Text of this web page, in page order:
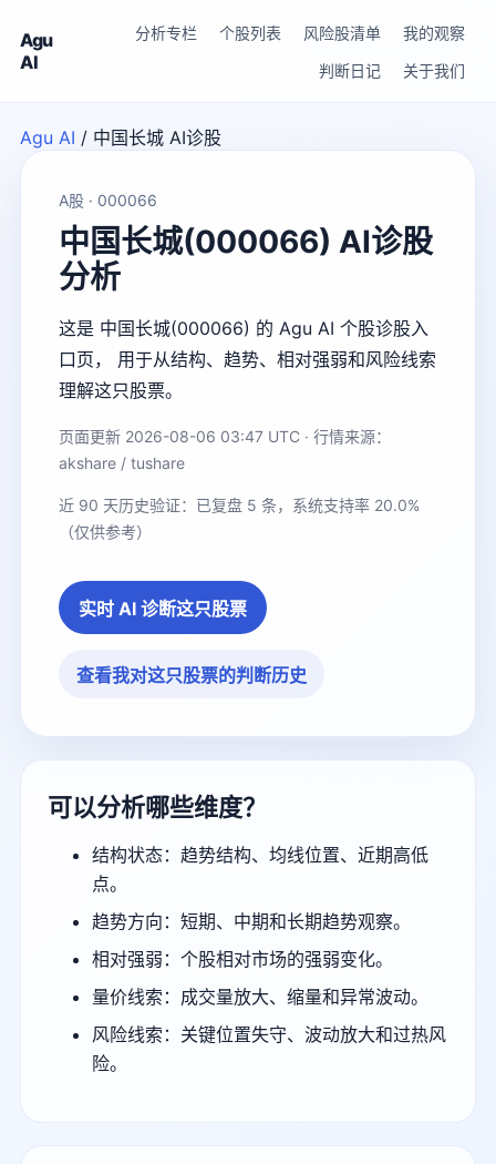
Agu
AI
分析专栏 个股列表 风险股清单
我的观察
判断日记
关于我们
Agu AI / 中国长城 AI诊股
A股 · 000066
中国长城(000066) AI诊股
分析
这是 中国长城(000066) 的 Agu AI 个股诊股入
口页， 用于从结构、趋势、相对强弱和风险线索
理解这只股票。
页面更新 2026-08-06 03:47 UTC · 行情来源：
akshare / tushare
近 90 天历史验证：已复盘 5 条，系统支持率 20.0%
（仅供参考）
实时 AI 诊断这只股票
查看我对这只股票的判断历史
可以分析哪些维度？
结构状态：趋势结构、均线位置、近期高低
点。
趋势方向：短期、中期和长期趋势观察。
相对强弱：个股相对市场的强弱变化。
量价线索：成交量放大、缩量和异常波动。
风险线索：关键位置失守、波动放大和过热风
险。